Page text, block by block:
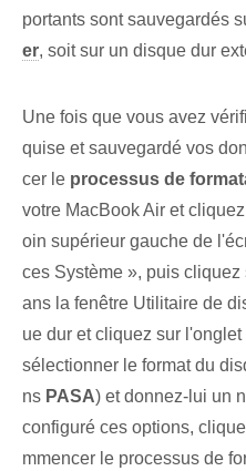
portants sont sauvegardés
er, soit sur un disque dur
Une fois que vous avez
quise et sauvegardé vos
cer le processus de
votre MacBook Air et
oin supérieur gauche de
ces Système », puis
ans la fenêtre Utilitaire de
ue dur et cliquez sur
sélectionner le format du
ns PASA) et donnez-lui un
configuré ces options,
mmencer le processus de